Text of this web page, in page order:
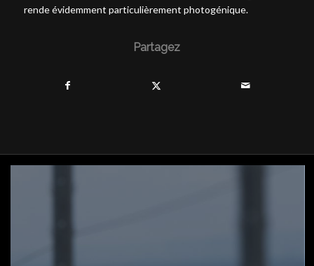
rende évidemment particulièrement photogénique.
Partagez